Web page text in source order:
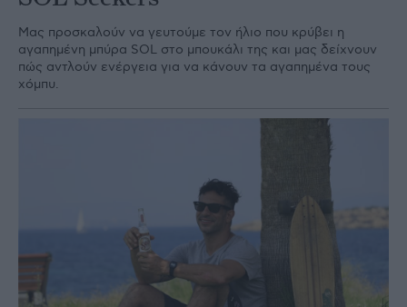
Μας προσκαλούν να γευτούμε τον ήλιο που κρύβει η
αγαπημένη μπύρα SOL στο μπουκάλι της και μας δείχνουν
πώς αντλούν ενέργεια για να κάνουν τα αγαπημένα τους
χόμπυ.